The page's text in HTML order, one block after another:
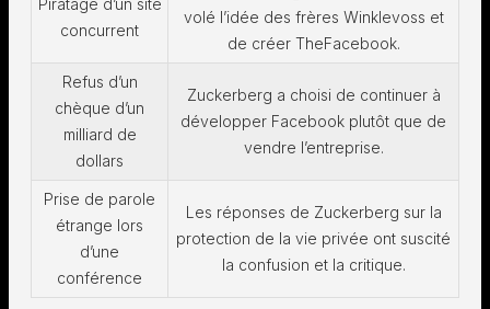
Piratage d’un site
concurrent
volé l’idée des frères Winklevoss et
de créer TheFacebook.
Refus d’un
chèque d’un
milliard de
dollars
Zuckerberg a choisi de continuer à
développer Facebook plutôt que de
vendre l’entreprise.
Prise de parole
étrange lors
d’une
conférence
Les réponses de Zuckerberg sur la
protection de la vie privée ont suscité
la confusion et la critique.